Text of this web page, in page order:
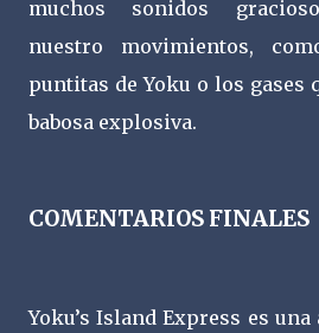
muchos sonidos
nuestro movimientos,
puntitas de Yoku o los gases
babosa explosiva.
COMENTARIOS FINALES
Yoku’s Island Express es